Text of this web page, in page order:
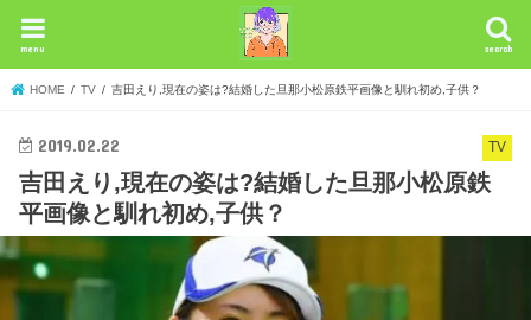
search
menu
HOME TV 吉田えり,現在の姿は?結婚した旦那小松原鉄平画像と馴れ初め,子供？
TV
2019.02.22
吉田えり,現在の姿は?結婚した旦那小松原鉄
平画像と馴れ初め,子供？